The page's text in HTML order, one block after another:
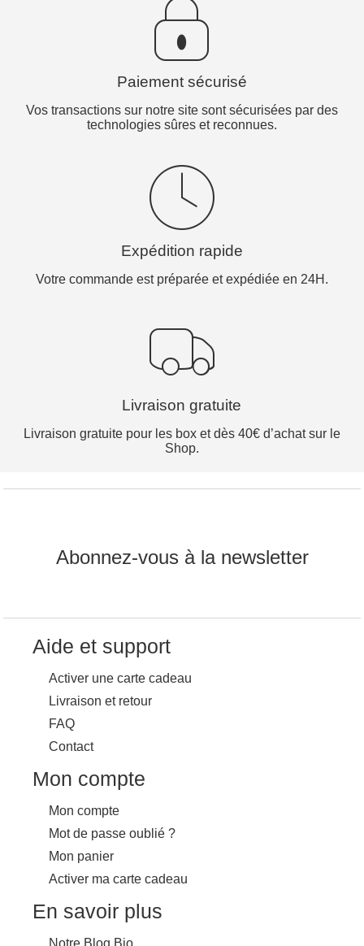
Paiement sécurisé
Vos transactions sur notre site sont sécurisées par des
technologies sûres et reconnues.
Expédition rapide
Votre commande est préparée et expédiée en 24H.
Livraison gratuite
Livraison gratuite pour les box et dès 40€ d’achat sur le
Shop.
Abonnez-vous à la newsletter
Aide et support
Activer une carte cadeau
Livraison et retour
FAQ
Contact
Mon compte
Mon compte
Mot de passe oublié ?
Mon panier
Activer ma carte cadeau
En savoir plus
Notre Blog Bio